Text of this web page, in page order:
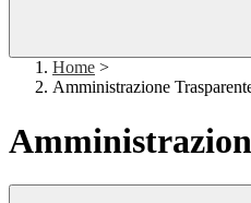
Home >
Amministrazione